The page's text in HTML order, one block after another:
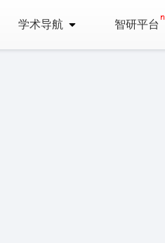
学术导航 智研平台